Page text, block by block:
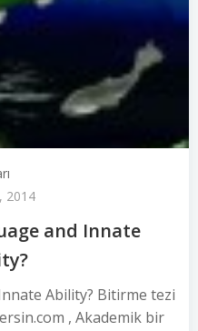
2014
and Innate
Ability? Bitirme tezi
, Akademik bir